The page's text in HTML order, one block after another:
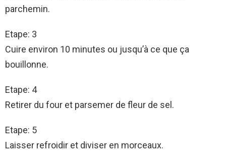
parchemin.
Etape: 3
Cuire environ 10 minutes ou jusqu’à ce que ça
bouillonne.
Etape: 4
Retirer du four et parsemer de fleur de sel.
Etape: 5
Laisser refroidir et diviser en morceaux.